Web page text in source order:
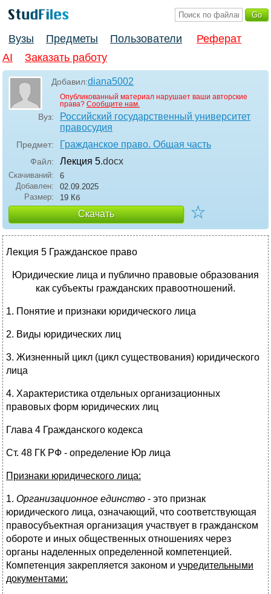
Вузы Предметы Пользователи
Реферат
AI
Заказать работу
Добавил:diana5002
Опубликованный материал нарушает ваши авторские
права? Сообщите нам.
Вуз:
Российский государственный университет
правосудия
Предмет: Гражданское право. Общая часть
Файл: Лекция 5.docx
Скачиваний:
6
Добавлен:
02.09.2025
Размер:
19 Кб
Скачать ☆
Лекция 5 Гражданское право
Юридические лица и публично правовые образования
как субъекты гражданских правоотношений.
1. Понятие и признаки юридического лица
2. Виды юридических лиц
3. Жизненный цикл (цикл существования) юридического
лица
4. Характеристика отдельных организационных
правовых форм юридических лиц
Глава 4 Гражданского кодекса
Ст. 48 ГК РФ - определение Юр лица
Признаки юридического лица:
1. Организационное единство - это признак
юридического лица, означающий, что соответствующая
правосубъектная организация участвует в гражданском
обороте и иных общественных отношениях через
органы наделенных определенной компетенцией.
Компетенция закрепляется законом и учредительными
документами: